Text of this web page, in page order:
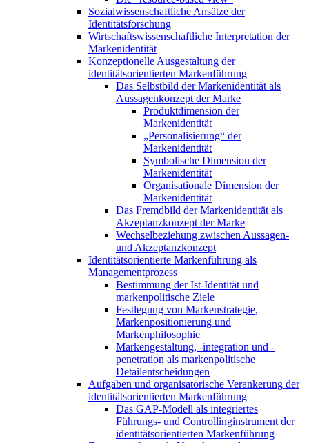
Sozialwissenschaftliche Ansätze der
Identitätsforschung
Wirtschaftswissenschaftliche Interpretation der
Markenidentität
Konzeptionelle Ausgestaltung der
identitätsorientierten Markenführung
Das Selbstbild der Markenidentität als
Aussagenkonzept der Marke
Produktdimension der
Markenidentität
„Personalisierung“ der
Markenidentität
Symbolische Dimension der
Markenidentität
Organisationale Dimension der
Markenidentität
Das Fremdbild der Markenidentität als
Akzeptanzkonzept der Marke
Wechselbeziehung zwischen Aussagen-
und Akzeptanzkonzept
Identitätsorientierte Markenführung als
Managementprozess
Bestimmung der Ist-Identität und
markenpolitische Ziele
Festlegung von Markenstrategie,
Markenpositionierung und
Markenphilosophie
Markengestaltung, -integration und -
penetration als markenpolitische
Detailentscheidungen
Aufgaben und organisatorische Verankerung der
identitätsorientierten Markenführung
Das GAP-Modell als integriertes
Führungs- und Controllinginstrument der
identitätsorientierten Markenführung